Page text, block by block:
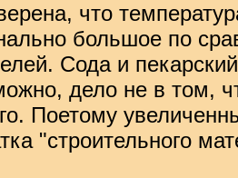
что
большое по
Сода и
дело не в том,
Поетому
"строительного